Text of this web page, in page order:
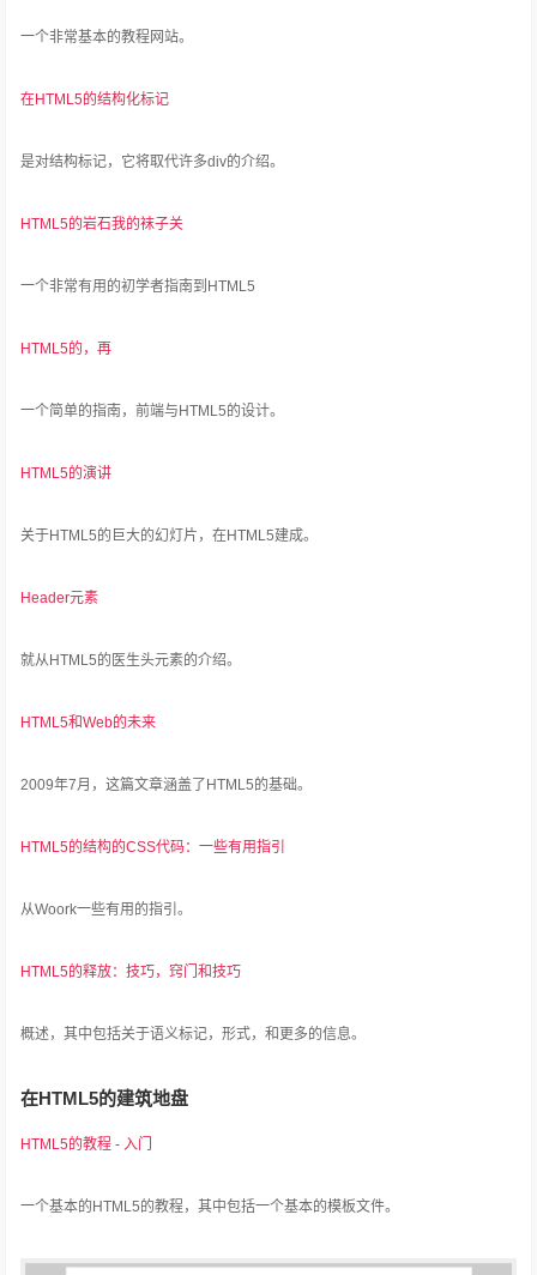
一个非常基本的教程网站。
在HTML5的结构化标记
是对结构标记，它将取代许多div的介绍。
HTML5的岩石我的袜子关
一个非常有用的初学者指南到HTML5
HTML5的，再
一个简单的指南，前端与HTML5的设计。
HTML5的演讲
关于HTML5的巨大的幻灯片，在HTML5建成。
Header元素
就从HTML5的医生头元素的介绍。
HTML5和Web的未来
2009年7月，这篇文章涵盖了HTML5的基础。
HTML5的结构的CSS代码：一些有用指引
从Woork一些有用的指引。
HTML5的释放：技巧，窍门和技巧
概述，其中包括关于语义标记，形式，和更多的信息。
在HTML5的建筑地盘
HTML5的教程 - 入门
一个基本的HTML5的教程，其中包括一个基本的模板文件。